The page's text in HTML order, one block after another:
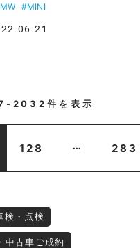
#MINI
2032件を表示
128 ... 283
検・点検
中古車ご成約